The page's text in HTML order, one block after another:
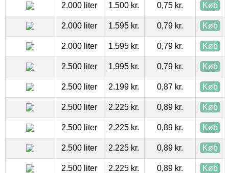
2.000 liter 1.500 kr. 0,75 kr. Køb
2.000 liter 1.595 kr. 0,79 kr. Køb
2.000 liter 1.595 kr. 0,79 kr. Køb
2.500 liter 1.995 kr. 0,79 kr. Køb
2.500 liter 2.199 kr. 0,87 kr. Køb
2.500 liter 2.225 kr. 0,89 kr. Køb
2.500 liter 2.225 kr. 0,89 kr. Køb
2.500 liter 2.225 kr. 0,89 kr. Køb
2.500 liter 2.225 kr. 0,89 kr. Køb